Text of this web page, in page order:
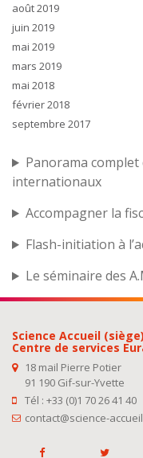
août 2019
juin 2019
mai 2019
mars 2019
mai 2018
février 2018
septembre 2017
Panorama complet
internationaux
Accompagner la
Flash-initiation à
Le séminaire des
Science Accueil (siège)
Centre de services
18 mail Pierre Potier
91 190 Gif-sur-Yvette
Tél : +33 (0)1 70 26 41 40
contact@science-